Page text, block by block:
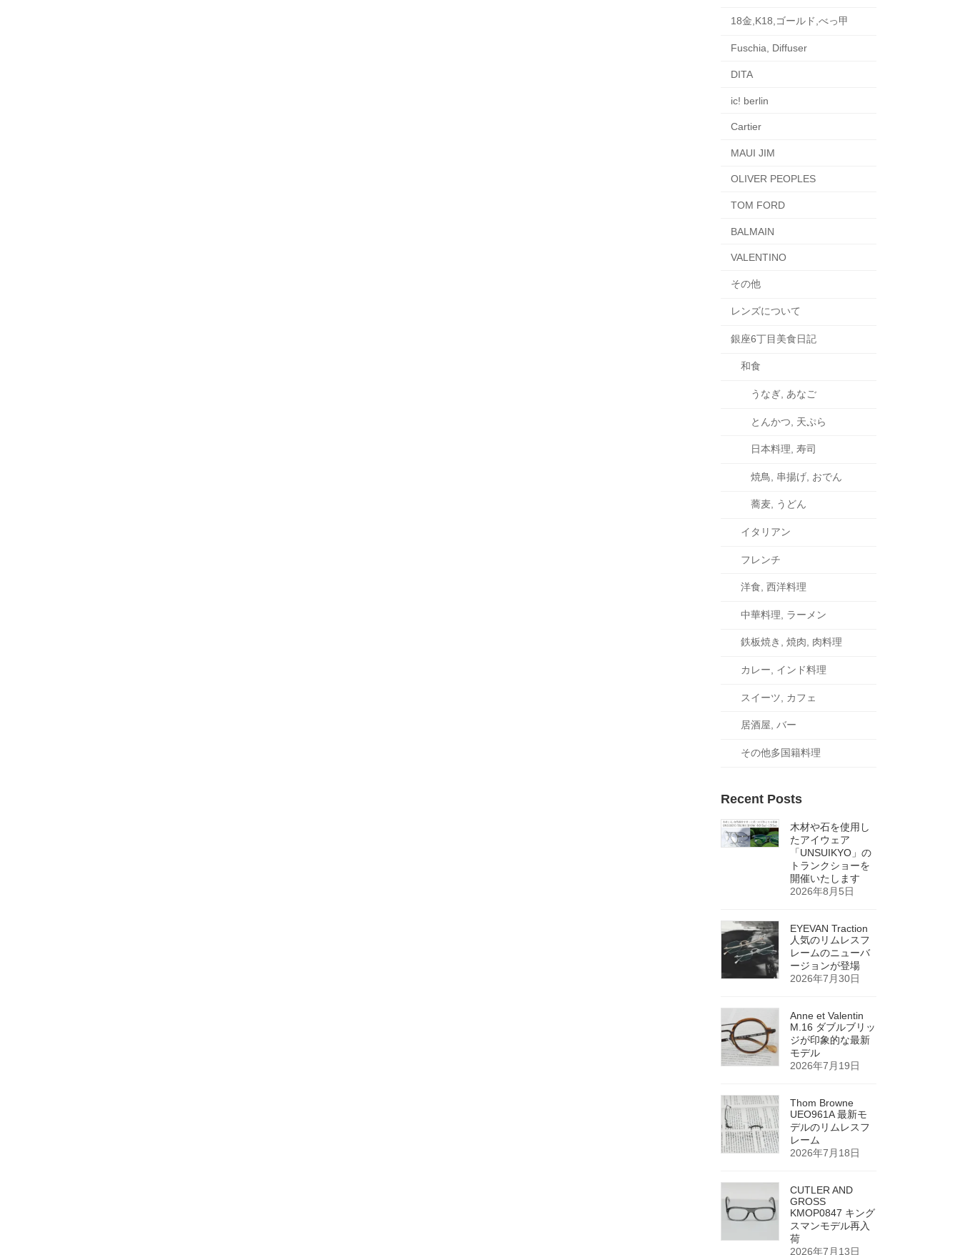
18金,K18,ゴールド,べっ甲
Fuschia, Diffuser
DITA
ic! berlin
Cartier
MAUI JIM
OLIVER PEOPLES
TOM FORD
BALMAIN
VALENTINO
その他
レンズについて
銀座6丁目美食日記
和食
うなぎ, あなご
とんかつ, 天ぷら
日本料理, 寿司
焼鳥, 串揚げ, おでん
蕎麦, うどん
イタリアン
フレンチ
洋食, 西洋料理
中華料理, ラーメン
鉄板焼き, 焼肉, 肉料理
カレー, インド料理
スイーツ, カフェ
居酒屋, バー
その他多国籍料理
Recent Posts
木材や石を使用し
たアイウェア
「UNSUIKYO」の
トランクショーを
開催いたします
2026年8月5日
EYEVAN Traction
人気のリムレスフ
レームのニューバ
ージョンが登場
2026年7月30日
Anne et Valentin
M.16 ダブルブリッ
ジが印象的な最新
モデル
2026年7月19日
Thom Browne
UEO961A 最新モ
デルのリムレスフ
レーム
2026年7月18日
CUTLER AND
GROSS
KMOP0847 キング
スマンモデル再入
荷
2026年7月13日